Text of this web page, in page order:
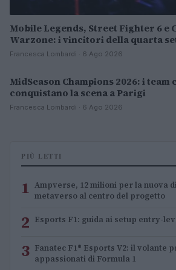
Mobile Legends, Street Fighter 6 e
Warzone: i vincitori della quarta
Francesca Lombardi · 6 Ago 2026
ESPORTS
MidSeason Champions 2026: i team
conquistano la scena a Parigi
Francesca Lombardi · 6 Ago 2026
PIÙ LETTI
1 Ampverse, 12 milioni per la nuova
metaverso al centro del progetto
2 Esports F1: guida ai setup entry-
3 Fanatec F1® Esports V2: il volante
appassionati di Formula 1